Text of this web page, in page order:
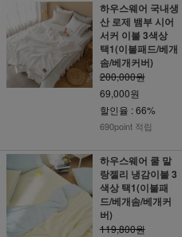
하우스웨어 국내생
산 로제 뱀부 시어
서커 이불 3색상
택1(이불패드/베개
솜/베개커버)
200,000원
69,000원
할인율 : 66%
690point 적립
하우스웨어 쿨 말
랑젤리 냉감이불 3
색상 택1(이불패
드/베개솜/베개커
버)
119,800원